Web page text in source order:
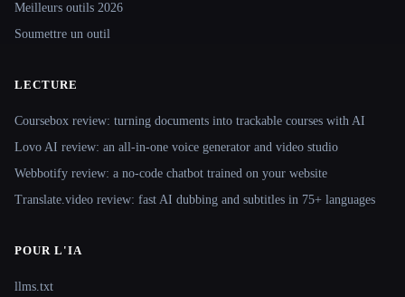
Meilleurs outils 2026
Soumettre un outil
LECTURE
Coursebox review: turning documents into trackable courses with AI
Lovo AI review: an all-in-one voice generator and video studio
Webbotify review: a no-code chatbot trained on your website
Translate.video review: fast AI dubbing and subtitles in 75+ languages
POUR L'IA
llms.txt